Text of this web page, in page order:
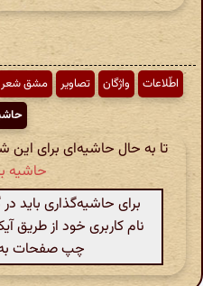
اطّلاعات واژگان تصاویر مشق شعر
تا به حال حاشیه‌ای برای
حاشیه
برای حاشیه‌گذاری باید
نام کاربری خود از
چپ صفحات به